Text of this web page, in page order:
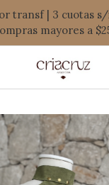
transf | 3 cuotas
mayores a